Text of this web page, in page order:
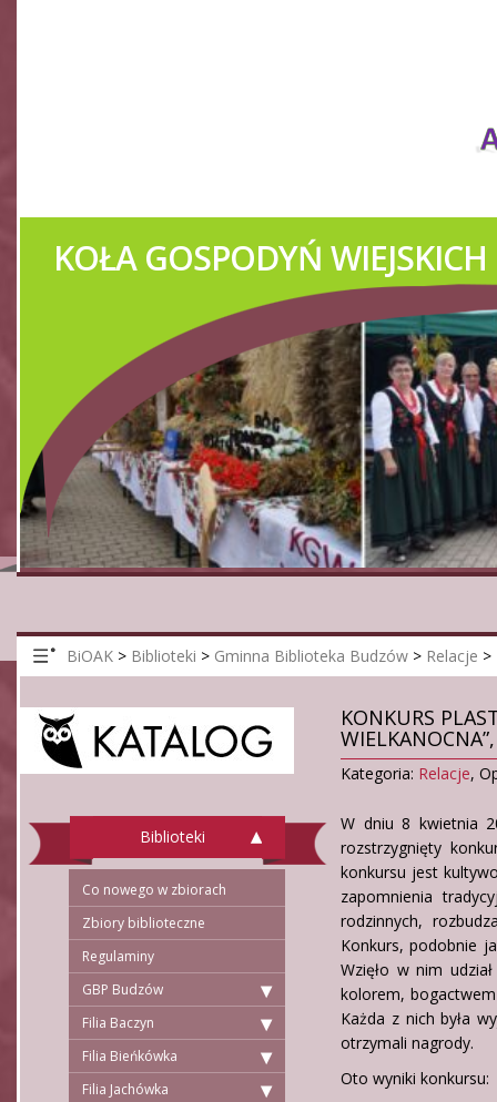
IMPREZY
BiOAK > Biblioteki > Gminna Biblioteka Budzów > Relacje >
Biblioteki
Co nowego w zbiorach
Zbiory biblioteczne
Regulaminy
GBP Budzów
Filia Baczyn
Filia Bieńkówka
Filia Jachówka
KONKURS
Kategoria: Relacje,
W dniu 8 kwietnia
rozstrzygnięty
konkursu jest
zapomnienia
rodzinnych,
Konkurs, podobnie
Wzięło w nim
kolorem,
Każda z nich była
otrzymali nagrody.
Oto wyniki konkursu: